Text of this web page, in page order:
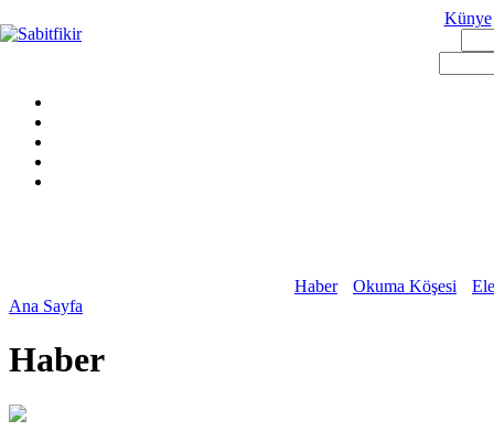
Künye
Haber Okuma Köşesi
Ana Sayfa
Haber